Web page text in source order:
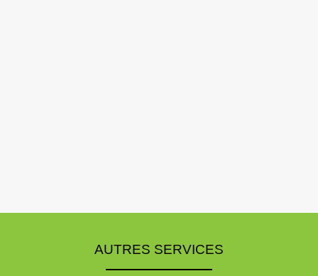
AUTRES SERVICES